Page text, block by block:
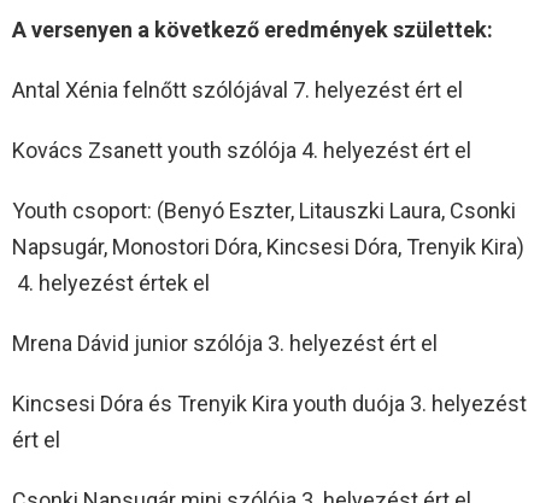
A versenyen a következő eredmények születtek:
Antal Xénia felnőtt szólójával 7. helyezést ért el
Kovács Zsanett youth szólója 4. helyezést ért el
Youth csoport: (Benyó Eszter, Litauszki Laura, Csonki
Napsugár, Monostori Dóra, Kincsesi Dóra, Trenyik Kira)
4. helyezést értek el
Mrena Dávid junior szólója 3. helyezést ért el
Kincsesi Dóra és Trenyik Kira youth duója 3. helyezést
ért el